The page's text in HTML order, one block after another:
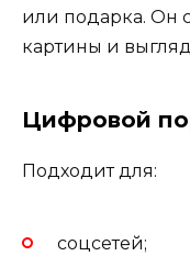
или подарка. Он
картины и
Цифровой
Подходит для:
соцсетей;